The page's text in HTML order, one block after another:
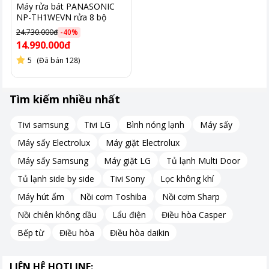
DWJ-143 được trang bị bảng điều khiển cảm ứng trực quan với
màn hình LED hiển thị rõ ràng thông tin, dễ dàng thao tác
Với dung tích lên tới 15 bộ Châu Âu, tương đương 4-5 bữa ăn
đình đông thành viên hoặc thường xuyên tổ chức tiệc tùng có
nhiều chén dĩa. Kèm theo đó là 3 giá đỡ linh hoạt giúp dễ dàng
1 giá để bát, đĩa nhỏ
1 giỏ để thìa, đũa, đồ sắc nhọn
DWJ-143 có dung tích lên tới 15 bộ Châu Âu, tương đương 4-5
Máy rửa bát PANASONIC
NP-TH1WEVN rửa 8 bộ
24.730.000đ -40%
14.990.000đ
5 (Đã bán 128)
Tìm kiếm nhiều nhất
Tivi samsung Tivi LG Bình nóng lạnh
Máy sấy
Máy sấy Electrolux
Máy giặt Electrolux
Máy sấy Samsung
Máy giặt LG
Tủ lạnh Multi Door
Tủ lạnh side by side
Tivi Sony
Lọc không khí
Máy hút ẩm
Nồi cơm Toshiba
Nồi cơm Sharp
Nồi chiên không dầu
Lẩu điện
Điều hòa Casper
Bếp từ
Điều hòa Điều hòa daikin